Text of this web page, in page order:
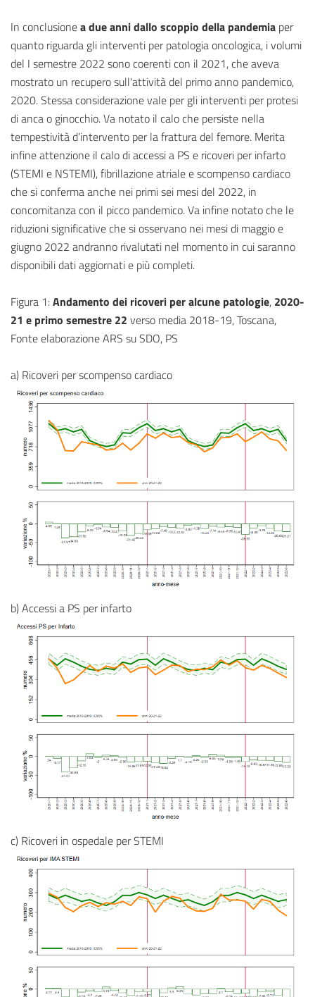
In conclusionea due anni dallo scoppio della pandemia per
quanto riguarda gli interventi per patologia oncologica, i volumi
del I semestre 2022 sono coerenti con il 2021, che aveva
mostrato un recupero sull'attività del primo anno pandemico,
2020. Stessa considerazione vale per gli interventi per protesi
di anca o ginocchio. Va notato il calo che persiste nella
tempestività d’intervento per la frattura del femore. Merita
infine attenzione il calo di accessi a PS e ricoveri per infarto
(STEMI e NSTEMI), fibrillazione atriale e scompenso cardiaco
che si conferma anche nei primi sei mesi del 2022, in
concomitanza con il picco pandemico. Va infine notato che le
riduzioni significative che si osservano nei mesi di maggio e
giugno 2022 andranno rivalutati nel momento in cui saranno
disponibili dati aggiornati e più completi.
Figura 1:Andamento dei ricoveri per alcune patologie, 2020-
21 e primo semestre 22 verso media 2018-19, Toscana,
Fonte elaborazione ARS su SDO, PS
a) Ricoveri per scompenso cardiaco
b) Accessi a PS per infarto
c) Ricoveri in ospedale per STEMI